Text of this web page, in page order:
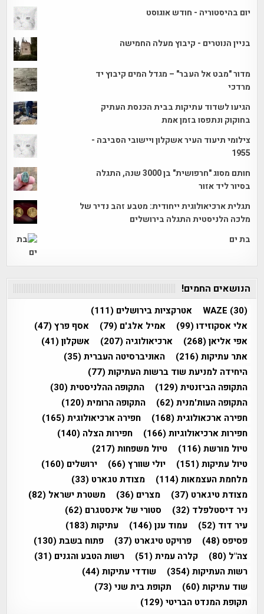
יום בהיסטוריה - חודש אוגוסט
בניין הנוטרים - קיבוץ מעלה החמישה
מדור "מבט אל העבר" – מגדל המים קיבוץ יד
מרדכי
הגיעו לשדוד עתיקות בבית הכנסת העתיק
בחוקוק ונתפסו בזמן אמת
צילומי תיעוד העיר אשקלון ויישובי הסביבה -
1955
חותם מסוג "חרפושית" בן 3000 שנה, התגלה
בסיור ליד אזור
תגלית ארכיאולוגית ייחודית: מטבע זהב נדיר של
מלכה הלניסטית התגלה בירושלים
בת ים
הנושאים החמים!
WAZE (30) אטרקציות בירושלים (111)
אלי אסקוזידו(99) אמיל אלג'ם (79) אסף פרץ(47)
אפי אליאן(268) ארכיאולוגיה (207) אשקלון(41)
אתר עתיקות(216) האוניברסיטה העברית(35)
היחידה למניעת שוד ברשות העתיקות(77)
התקופה הביזנטית(129) התקופה ההלניסטית(30)
התקופה העות'מנית(62) התקופה הרומית(120)
חפירה ארכאולוגית(168) חפירה ארכיאולוגית(165)
חפירות ארכיאולוגיות(166) חפירות הצלה (140)
טיול מורשת(116) טיול משפחות(217)
טיול עתיקות(151) יולי שוורץ(66) ירושלים (160)
מלחמת העצמאות(114) מצודת טגארט (33)
מצודת טיגארט (37) מצרים (36) משטרת ישראל (82)
ניר דיסטלפלד (32) סטורי של אינסטגרם (62)
עיר דוד (52) עמוד ענן(146) עתיקות(183)
פסיפס(48) פרויקט טיגארט (37) פתוח בשבת(130)
צה"ל (80) קלרה עמית(51) רשות הטבע והגנים (31)
רשות העתיקות(354) שודדי עתיקות(44)
שוד עתיקות(60) תקופת בית שני(73)
תקופת המנדט הבריטי(129)